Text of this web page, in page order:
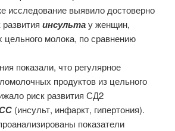
исследование выявило достоверно
инсультау женщин,
цельного молока, по сравнению
показали, что регулярное
продуктов из цельного
риск развития СД2
(инсульт, инфаркт, гипертония).
показатели